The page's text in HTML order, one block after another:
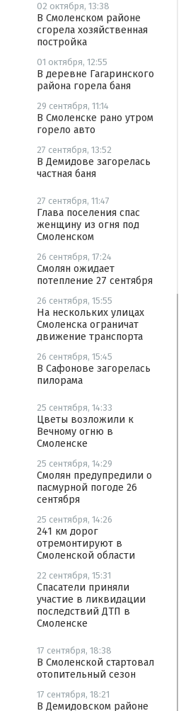
02 октября, 13:38
В Смоленском районе
сгорела хозяйственная
постройка
01 октября, 12:55
В деревне Гагаринского
района горела баня
29 сентября, 11:14
В Смоленске рано утром
горело авто
27 сентября, 13:52
В Демидове загорелась
частная баня
27 сентября, 11:47
Глава поселения спас
женщину из огня под
Смоленском
26 сентября, 17:24
Смолян ожидает
потепление 27 сентября
26 сентября, 15:55
На нескольких улицах
Смоленска ограничат
движение транспорта
26 сентября, 15:45
В Сафонове загорелась
пилорама
25 сентября, 14:33
Цветы возложили к
Вечному огню в
Смоленске
25 сентября, 14:29
Смолян предупредили о
пасмурной погоде 26
сентября
25 сентября, 14:26
241 км дорог
отремонтируют в
Смоленской области
22 сентября, 15:31
Спасатели приняли
участие в ликвидации
последствий ДТП в
Смоленске
17 сентября, 18:38
В Смоленской стартовал
отопительный сезон
17 сентября, 18:21
В Демидовском районе